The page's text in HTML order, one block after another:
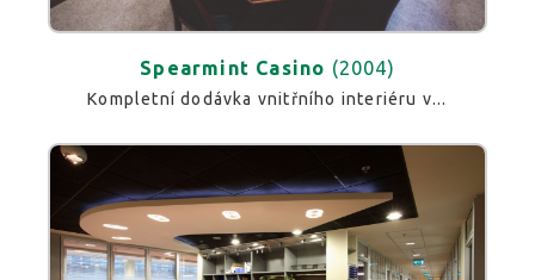
Spearmint Casino (2004)
Kompletní dodávka vnitřního interiéru v...